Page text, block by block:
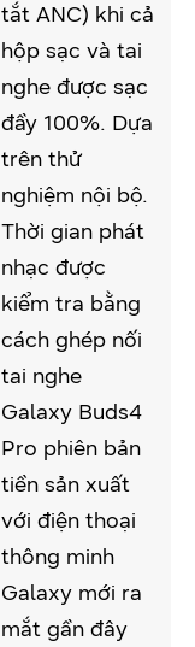
tắt ANC) khi cả
hộp sạc và tai
nghe được sạc
đầy 100%. Dựa
trên thử
nghiệm nội bộ.
Thời gian phát
nhạc được
kiểm tra bằng
cách ghép nối
tai nghe
Galaxy Buds4
Pro phiên bản
tiền sản xuất
với điện thoại
thông minh
Galaxy mới ra
mắt gần đây